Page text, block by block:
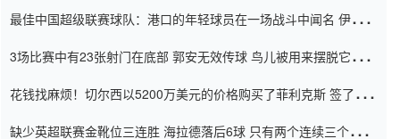
最佳中国超级联赛球队：港口的年轻球员在一场战斗中闻名 伊万放
3场比赛中有23张射门在底部 郭安无效传球 鸟儿被用来摆脱它
花钱找麻烦！切尔西以5200万美元的价格购买了菲利克斯 签了7年
缺少英超联赛金靴位三连胜 海拉德落后6球 只有两个连续三个连续